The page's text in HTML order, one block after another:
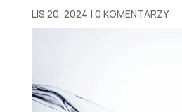
LIS 20, 2024 | 0 KOMENTARZY